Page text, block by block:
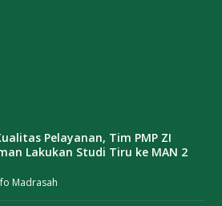
Pelayanan, Tim PMP ZI
Lakukan Studi Tiru ke MAN 2
Madrasah